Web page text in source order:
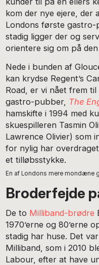
kom der nye ejere, der
Londons første
stadig ligger der og
orientere sig om på
Nede i bunden af
kan krydse Regent’s
Road, er vi nået frem
gastro-pubber, The
hamskifte i 1994 med
skuespilleren Tasmin
Lawrence Olivier) som
for nylig har
et tilløbsstykke.
En af Londons mere mondæne
Broderfejde
De to Milliband-brødre
1970’erne og 80’erne
stadig har huse. Det
Milliband, som i 2010
Labour, efter at have